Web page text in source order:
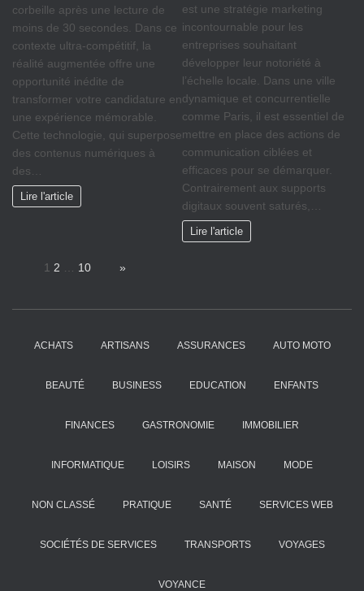
corbeille après une lecture de
moins de 30 secondes. Dans ce
contexte ultra-compétitif, la
réalité augmentée offre une
opportunité inédite de
transformer votre candidature en
une expérience mémorable.
Cette technologie, qui superpose
des contenus numériques à
des…
Lire l'article
est une stratégie marketing
incontournable pour les
entreprises souhaitant
développer leur notoriété à
l’échelle locale. Dans une ville
dynamique et concurrentielle
comme Paris, il est essentiel de
mettre en place des actions de
communication ciblées et
efficaces pour se démarquer.
Contrairement aux supports
digitaux souvent saturés,…
Lire l'article
1 2 … 10 »
ACHATS ARTISANS ASSURANCES AUTO MOTO
BEAUTÉ BUSINESS EDUCATION ENFANTS
FINANCES GASTRONOMIE IMMOBILIER
INFORMATIQUE LOISIRS MAISON MODE
NON CLASSÉ PRATIQUE SANTÉ SERVICES WEB
SOCIÉTÉS DE SERVICES TRANSPORTS VOYAGES
VOYANCE